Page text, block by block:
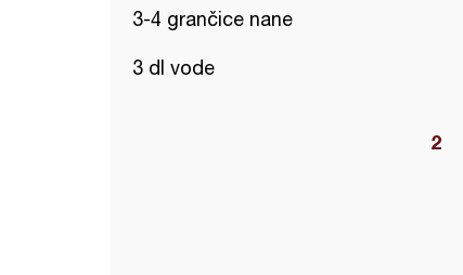
3-4 grančice nane
3 dl vode